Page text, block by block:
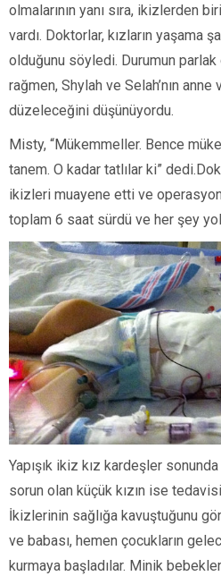
olmalarının yanı sıra, ikizlerden
vardı. Doktorlar, kızların yaşama
olduğunu söyledi. Durumun parlak
rağmen, Shylah ve Selah’nın
düzeleceğini düşünüyordu.
Misty, “Mükemmeller. Bence
tanem. O kadar tatlılar ki”
ikizleri muayene etti ve
toplam 6 saat sürdü ve her şey
Yapışık ikiz kız kardeşler
sorun olan küçük kızın ise
İkizlerinin sağlığa kavuştuğunu
ve babası, hemen çocukların
kurmaya başladılar. Minik